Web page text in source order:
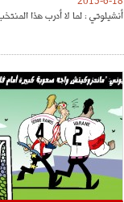
أنشيلوتي : لما لا أدرب هذا